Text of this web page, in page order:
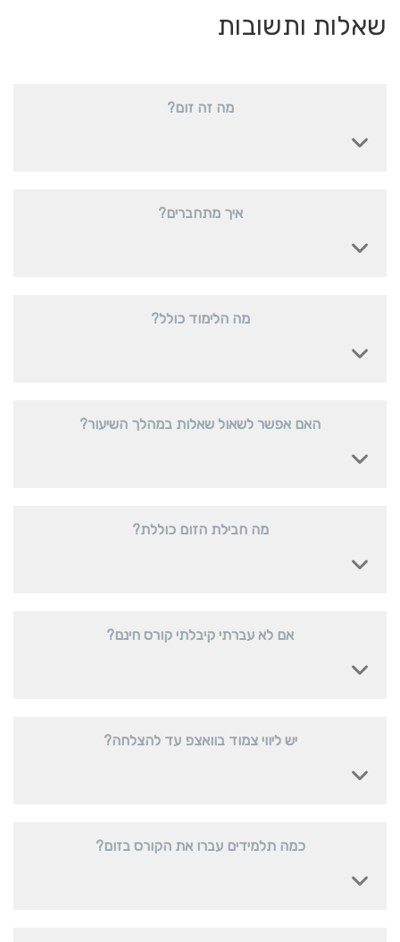
שאלות ותשובות
מה זה זום?
איך מתחברים?
מה הלימוד כולל?
האם אפשר לשאול שאלות במהלך השיעור?
מה חבילת הזום כוללת?
אם לא עברתי קיבלתי קורס חינם?
יש ליווי צמוד בוואצפ עד להצלחה?
כמה תלמידים עברו את הקורס בזום?